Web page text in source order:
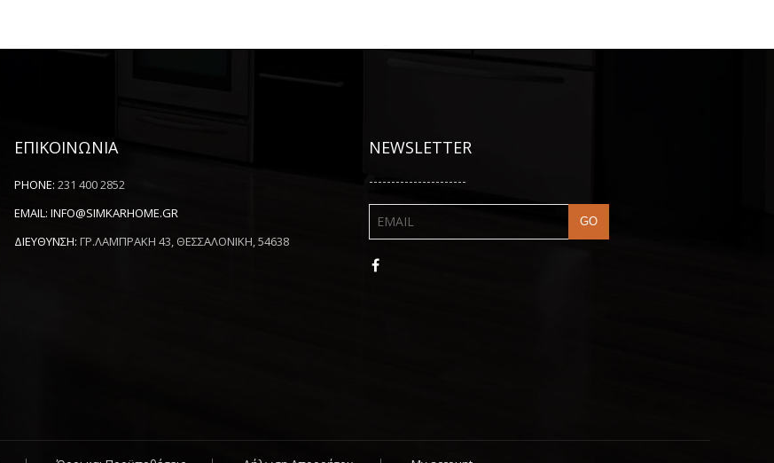
ΕΠΙΚΟΙΝΩΝΙΑ
PHONE: 231 400 2852
EMAIL: INFO@SIMKARHOME.GR
ΔΙΕΥΘΥΝΣΗ: ΓΡ.ΛΑΜΠΡΑΚΗ 43, ΘΕΣΣΑΛΟΝΙΚΗ, 54638
NEWSLETTER
----------------------